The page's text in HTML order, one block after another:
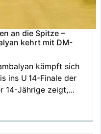
an die Spitze –
kehrt mit DM-
kämpft sich
ins U 14-Finale der
14-Jährige zeigt,…